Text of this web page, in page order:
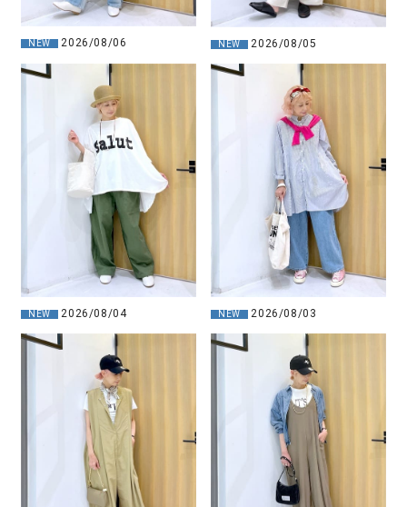
NEW 2026/08/06 NEW 2026/08/05
NEW 2026/08/04 NEW 2026/08/03